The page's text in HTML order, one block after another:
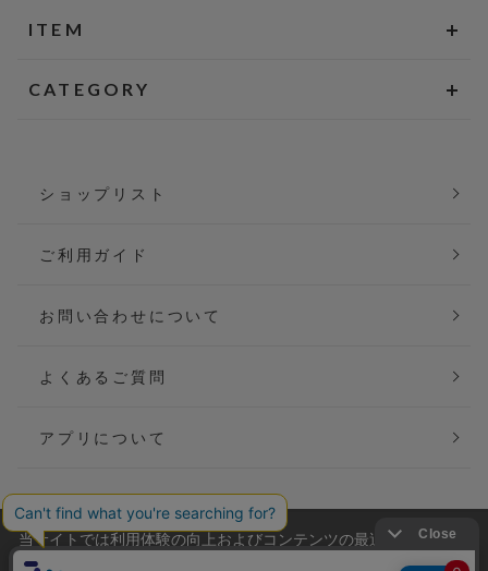
ITEM
CATEGORY
ショップリスト
ご利用ガイド
お問い合わせについて
よくあるご質問
アプリについて
会社概要
当サイトでは利用体験の向上およびコンテンツの最適な提供、ト
ラフィックの分析を目的としてCookieを使用しています。